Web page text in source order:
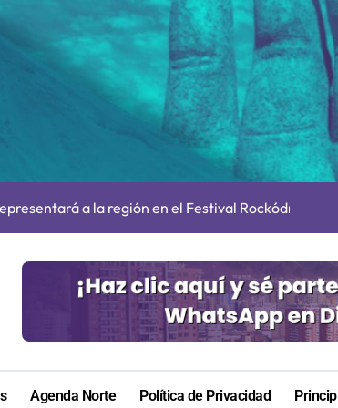
como refuerzo estrella de Unión Española
tras investigaciones iniciadas en
Antofagasta termina en sumarios sanitarios
para importar carnes por Paso Jama
en Maldivas, Portugal y Brasil por el Tour
nuevas contrataciones en la Región Antofagasta
transparentar datos ante controvertida medida
Agenda Norte Política de Privacidad